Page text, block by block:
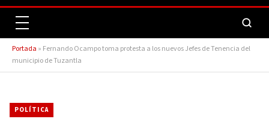
Portada » Fernando Ocampo toma protesta a los nuevos Jefes de Tenencia del
municipio de Tuzantla
POLÍTICA